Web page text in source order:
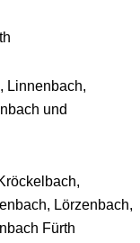
Linnenbach,
und
Lörzenbach,
Fürth